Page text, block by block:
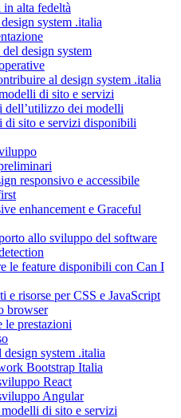
alta fedeltà
system .italia
design system
al design system .italia
di sito e servizi
dell’utilizzo dei modelli
di sito e servizi disponibili
responsivo e accessibile
enhancement e Graceful
allo sviluppo del software
le feature disponibili con Can I
e risorse per CSS e JavaScript
browser
le prestazioni
system .italia
Bootstrap Italia
React
Angular
di sito e servizi